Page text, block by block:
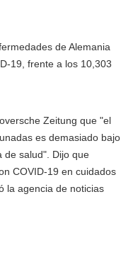
de Alemania
19, frente a los 10,303
Zeitung que "el
es demasiado bajo
de salud". Dijo que
COVID-19 en cuidados
la agencia de noticias